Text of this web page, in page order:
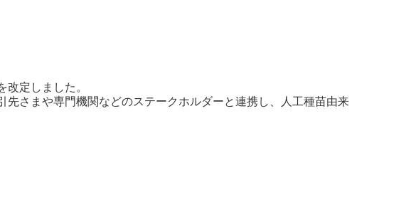
定しました。
さまや専門機関などのステークホルダーと連携し、人工種苗由来